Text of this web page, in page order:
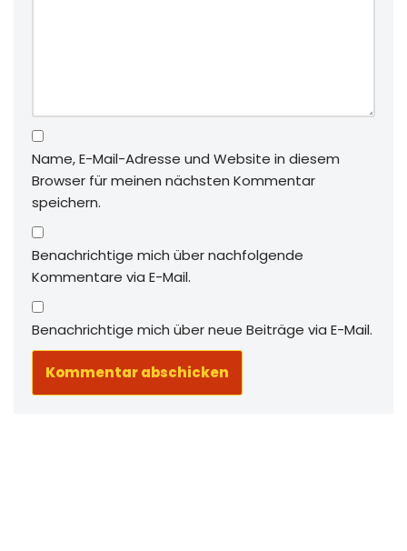
Name, E-Mail-Adresse und Website in diesem
Browser für meinen nächsten Kommentar
speichern.
Benachrichtige mich über nachfolgende
Kommentare via E-Mail.
Benachrichtige mich über neue Beiträge via E-Mail.